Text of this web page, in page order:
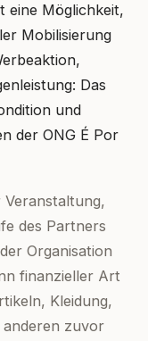
eine Möglichkeit,
Mobilisierung
Das
und
der ONG É Por
Veranstaltung,
des Partners
Organisation
finanzieller Art
Kleidung,
anderen zuvor